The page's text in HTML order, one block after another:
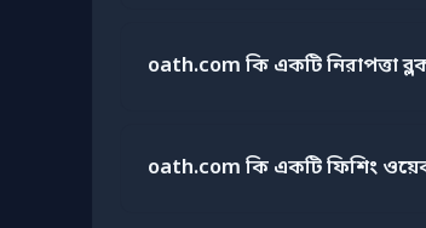
oath.com কি একটি নিরাপত্তা
oath.com কি একটি ফিশিং